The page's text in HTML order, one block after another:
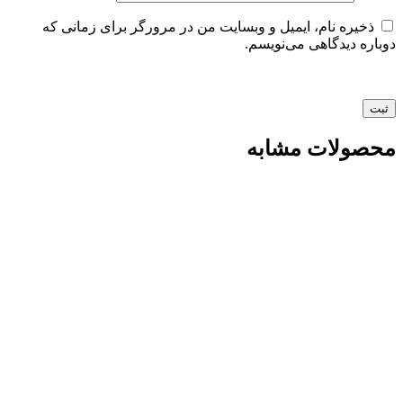
ذخیره نام، ایمیل و وبسایت من در مرورگر برای زمانی که
دوباره دیدگاهی می‌نویسم.
محصولات مشابه